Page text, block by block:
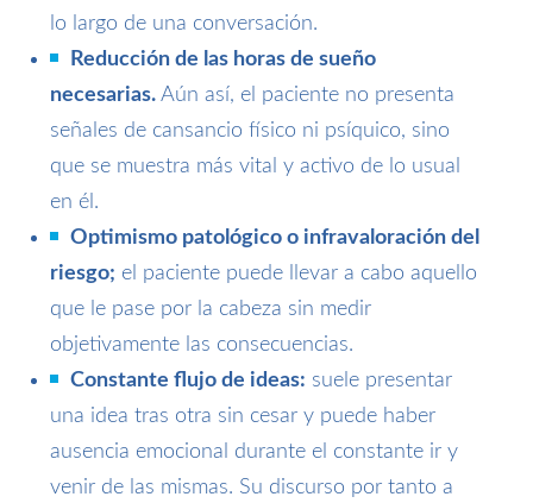
lo largo de una conversación.
Reducción de las horas de sueño
necesarias. Aún así, el paciente no presenta
señales de cansancio físico ni psíquico, sino
que se muestra más vital y activo de lo usual
en él.
Optimismo patológico o infravaloración del
riesgo; el paciente puede llevar a cabo aquello
que le pase por la cabeza sin medir
objetivamente las consecuencias.
Constante flujo de ideas: suele presentar
una idea tras otra sin cesar y puede haber
ausencia emocional durante el constante ir y
venir de las mismas. Su discurso por tanto a